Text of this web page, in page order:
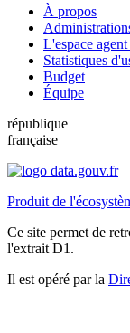
À propos
L'espace
Statistiques
Budget
Équipe
république
française
Produit de
Ce site permet de
l'extrait D1.
Il est opéré par la